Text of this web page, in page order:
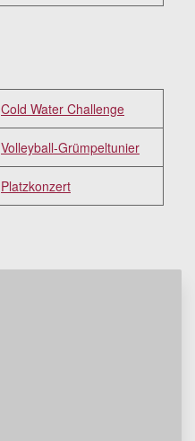
Cold Water Challenge
Volleyball-Grümpeltunier
Platzkonzert